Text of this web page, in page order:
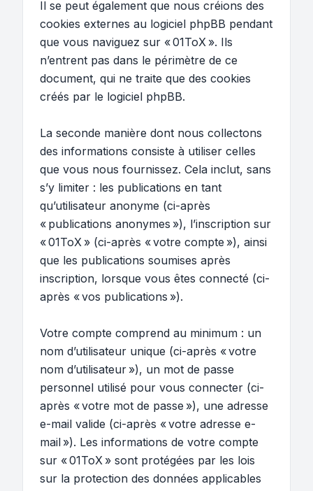
Il se peut également que nous créions des
cookies externes au logiciel phpBB pendant
que vous naviguez sur « 01ToX ». Ils
n’entrent pas dans le périmètre de ce
document, qui ne traite que des cookies
créés par le logiciel phpBB.
La seconde manière dont nous collectons
des informations consiste à utiliser celles
que vous nous fournissez. Cela inclut, sans
s’y limiter : les publications en tant
qu’utilisateur anonyme (ci-après
« publications anonymes »), l’inscription sur
« 01ToX » (ci-après « votre compte »), ainsi
que les publications soumises après
inscription, lorsque vous êtes connecté (ci-
après « vos publications »).
Votre compte comprend au minimum : un
nom d’utilisateur unique (ci-après « votre
nom d’utilisateur »), un mot de passe
personnel utilisé pour vous connecter (ci-
après « votre mot de passe »), une adresse
e-mail valide (ci-après « votre adresse e-
mail »). Les informations de votre compte
sur « 01ToX » sont protégées par les lois
sur la protection des données applicables